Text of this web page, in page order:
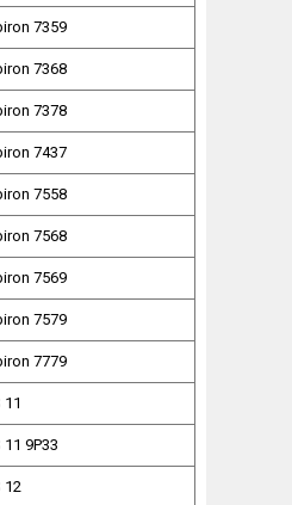
7359
7368
7378
7437
7558
7568
7569
7579
7779
11
11 9P33
12